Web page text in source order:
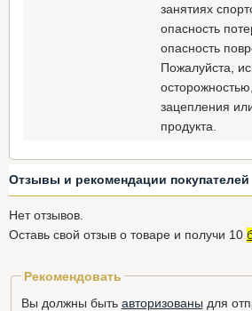
занятиях
опасность
опасность
Пожалуйста,
зацепления
продукта.
Отзывы и рекомендации покупателей
Нет отзывов.
Оставь свой отзыв о товаре и получи 10
Рекомендовать
Вы должны быть авторизованы для